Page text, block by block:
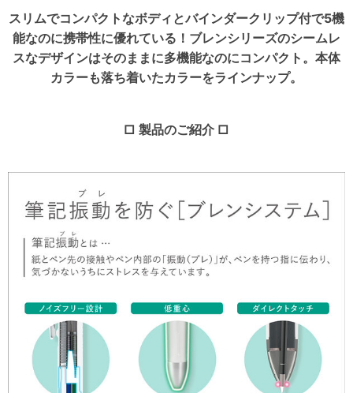
スリムでコンパクトなボディとバインダークリップ付で5機
能なのに携帯性に優れている！ブレンシリーズのシームレ
スなデザインはそのままに多機能なのにコンパクト。本体
カラーも落ち着いたカラーをラインナップ。
□ 製品のご紹介 □